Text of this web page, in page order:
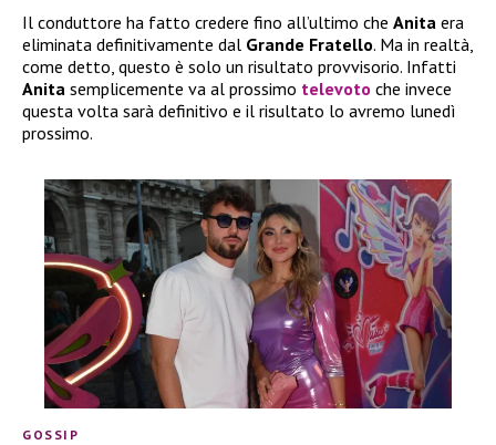
Il conduttore ha fatto credere fino all’ultimo che Anita era
eliminata definitivamente dal Grande Fratello. Ma in realtà,
come detto, questo è solo un risultato provvisorio. Infatti
Anita semplicemente va al prossimo televoto che invece
questa volta sarà definitivo e il risultato lo avremo lunedì
prossimo.
GOSSIP